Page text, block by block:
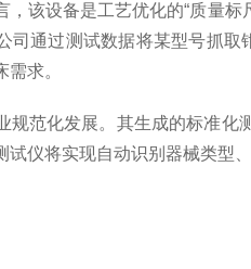
，该设备是工艺优化的“质量
司通过测试数据将某型号抓
求。
规范化发展。其生成的标准
试仪将实现自动识别器械类型